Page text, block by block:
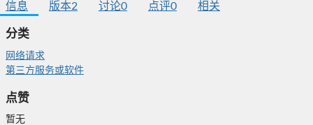
信息 版本2 讨论0 点评0 相关
分类
网络请求
第三方服务或软件
点赞
暂无